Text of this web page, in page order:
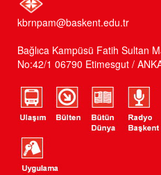
kbrnpam@baskent.edu.tr
Bağlıca Kampüsü Fatih Sultan
No:42/1 06790 Etimesgut /